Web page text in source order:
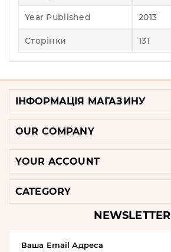
Year Published 2013
Сторінки 131
ІНФОРМАЦІЯ МАГАЗИНУ
OUR COMPANY
YOUR ACCOUNT
CATEGORY
NEWSLETTER